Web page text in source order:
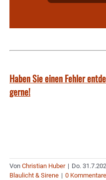
Haben Sie einen Fehler
gerne!
Von Christian Huber | Do.
Blaulicht & Sirene | 0 Kommentare